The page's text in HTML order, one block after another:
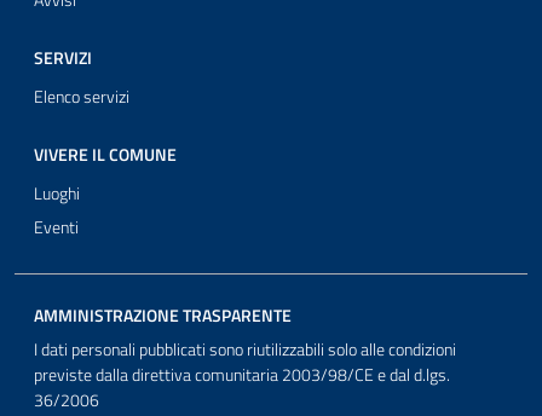
SERVIZI
Elenco servizi
VIVERE IL COMUNE
Luoghi
Eventi
AMMINISTRAZIONE TRASPARENTE
I dati personali pubblicati sono riutilizzabili solo alle condizioni
previste dalla direttiva comunitaria 2003/98/CE e dal d.lgs.
36/2006